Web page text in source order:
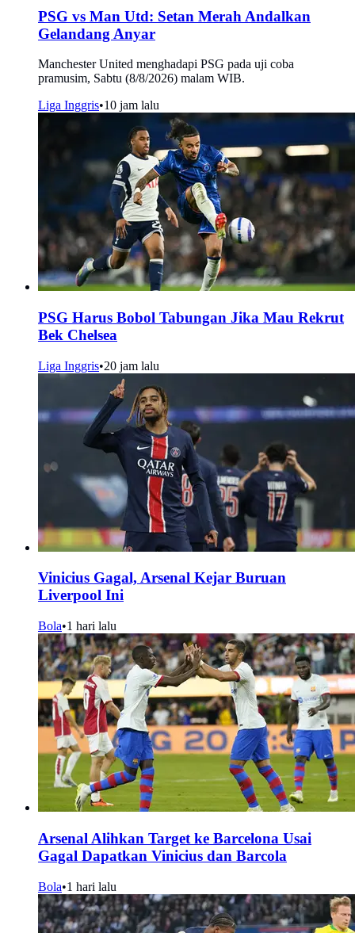
PSG vs Man Utd: Setan Merah Andalkan
Gelandang Anyar
Manchester United menghadapi PSG pada uji coba
pramusim, Sabtu (8/8/2026) malam WIB.
Liga Inggris•10 jam lalu
PSG Harus Bobol Tabungan Jika Mau Rekrut
Bek Chelsea
Liga Inggris•20 jam lalu
Vinicius Gagal, Arsenal Kejar Buruan
Liverpool Ini
Bola•1 hari lalu
Arsenal Alihkan Target ke Barcelona Usai
Gagal Dapatkan Vinicius dan Barcola
Bola•1 hari lalu